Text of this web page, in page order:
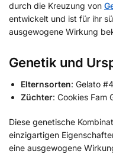
durch die Kreuzung von
entwickelt und ist für ihr
ausgewogene Wirkung
Genetik und
Elternsorten: Gelato
Züchter: Cookies Fam
Diese genetische
einzigartigen
eine ausgewogene